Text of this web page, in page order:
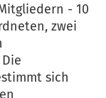
- 10
zwei
sich